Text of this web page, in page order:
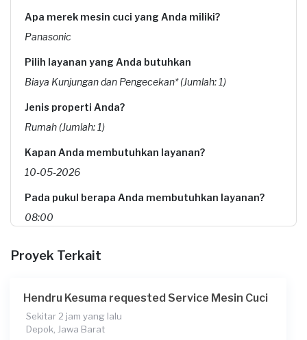
Apa merek mesin cuci yang Anda miliki?
Panasonic
Pilih layanan yang Anda butuhkan
Biaya Kunjungan dan Pengecekan* (Jumlah: 1)
Jenis properti Anda?
Rumah (Jumlah: 1)
Kapan Anda membutuhkan layanan?
10-05-2026
Pada pukul berapa Anda membutuhkan layanan?
08:00
Rp75.000 + Rp11.000 (biaya layanan) + Rp1.407 (biaya
Proyek Terkait
Hendru Kesuma requested Service Mesin Cuci
Sekitar 2 jam yang lalu
Depok, Jawa Barat